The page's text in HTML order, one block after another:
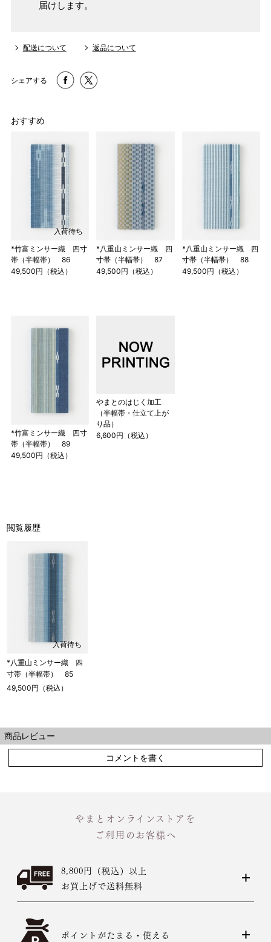
届けします。
配送について 返品について
シェアする
おすすめ
入荷待ち
*竹富ミンサー織 四寸
帯（半幅帯） 86
49,500円（税込）
*八重山ミンサー織 四
寸帯（半幅帯） 87
49,500円（税込）
*八重山ミンサー織 四
寸帯（半幅帯） 88
49,500円（税込）
*竹富ミンサー織 四寸
帯（半幅帯） 89
49,500円（税込）
やまとのはじく加工
（半幅帯・仕立て上が
り品）
6,600円（税込）
閲覧履歴
入荷待ち
*八重山ミンサー織 四
寸帯（半幅帯） 85
49,500円（税込）
商品レビュー
コメントを書く
やまとオンラインストアを
ご利用のお客様へ
8,800円（税込）以上
お買上げで送料無料
ポイントがたまる・使える